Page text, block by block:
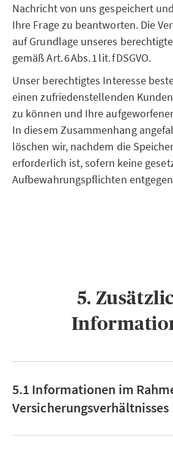
Nachricht von uns gespeichert
Ihre Frage zu beantworten. Die
auf Grundlage unseres
gemäß Art. 6 Abs. 1 lit. f DSGVO.
Unser berechtigtes Interesse
einen zufriedenstellenden
zu können und Ihre
In diesem Zusammenhang
löschen wir, nachdem die
erforderlich ist, sofern keine
Aufbewahrungspflichten
5.
5.1 Informationen im
Versicherungsverhältnisses